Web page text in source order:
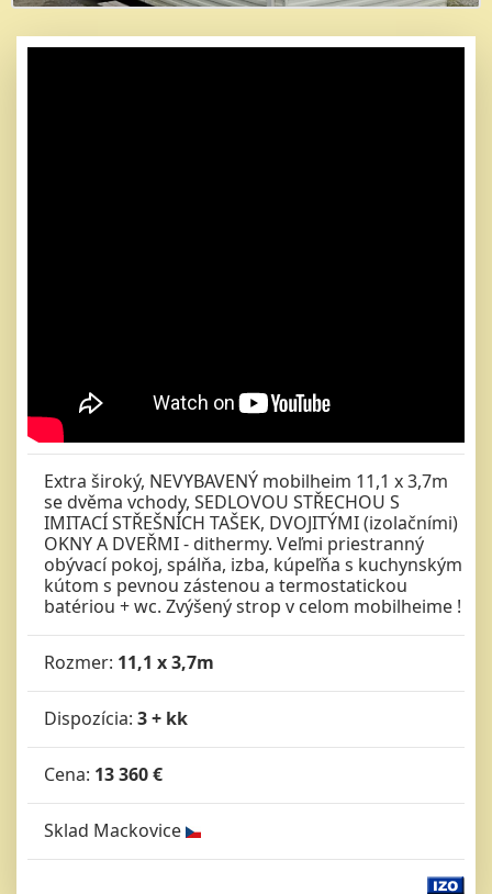
Extra široký, NEVYBAVENÝ mobilheim 11,1 x 3,7m
se dvěma vchody, SEDLOVOU STŘECHOU S
IMITACÍ STŘEŠNÍCH TAŠEK, DVOJITÝMI (izolačními)
OKNY A DVEŘMI - dithermy. Veľmi priestranný
obývací pokoj, spálňa, izba, kúpeľňa s kuchynským
kútom s pevnou zástenou a termostatickou
batériou + wc. Zvýšený strop v celom mobilheime !
Rozmer: 11,1 x 3,7m
Dispozícia: 3 + kk
Cena: 13 360 €
Sklad Mackovice